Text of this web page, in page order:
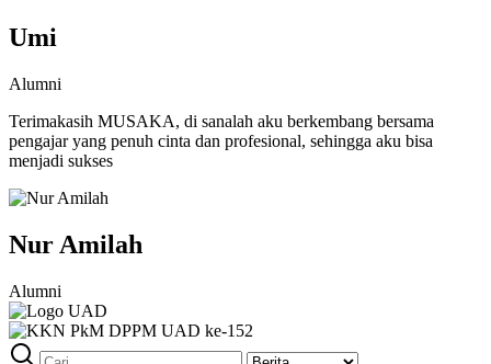
Umi
Alumni
Terimakasih MUSAKA, di sanalah aku berkembang bersama
pengajar yang penuh cinta dan profesional, sehingga aku bisa
menjadi sukses
Nur Amilah
Alumni